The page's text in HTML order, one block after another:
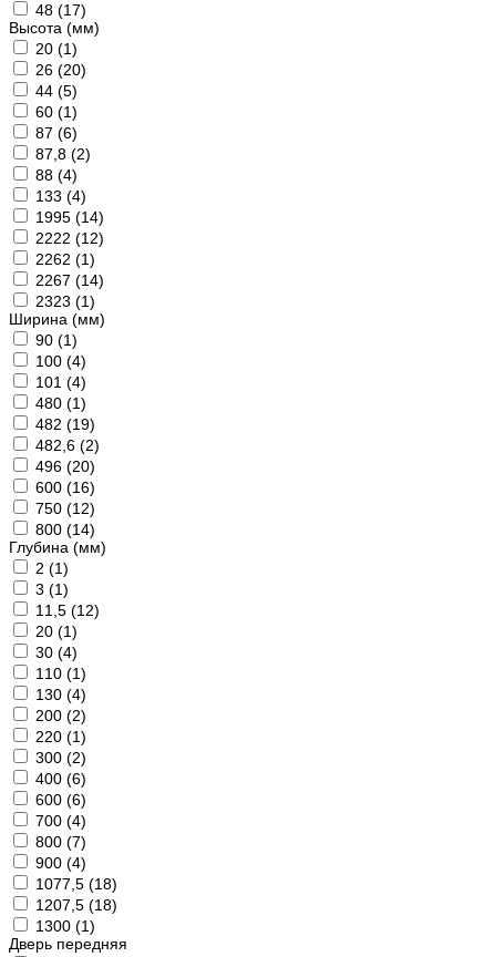
48 (17)
Высота (мм)
20 (1)
26 (20)
44 (5)
60 (1)
87 (6)
87,8 (2)
88 (4)
133 (4)
1995 (14)
2222 (12)
2262 (1)
2267 (14)
2323 (1)
Ширина (мм)
90 (1)
100 (4)
101 (4)
480 (1)
482 (19)
482,6 (2)
496 (20)
600 (16)
750 (12)
800 (14)
Глубина (мм)
2 (1)
3 (1)
11,5 (12)
20 (1)
30 (4)
110 (1)
130 (4)
200 (2)
220 (1)
300 (2)
400 (6)
600 (6)
700 (4)
800 (7)
900 (4)
1077,5 (18)
1207,5 (18)
1300 (1)
Дверь передняя